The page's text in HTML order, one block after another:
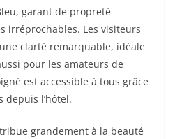
garant de propreté
irréprochables. Les visiteurs
clarté remarquable, idéale
pour les amateurs de
est accessible à tous grâce
depuis l’hôtel.
grandement à la beauté